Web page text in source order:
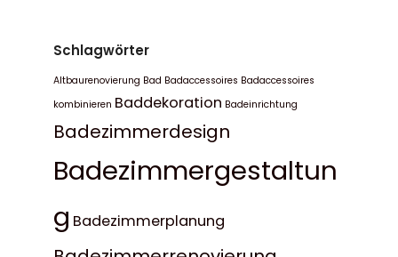
Schlagwörter
Altbaurenovierung Bad Badaccessoires Badaccessoires
kombinieren Baddekoration Badeinrichtung
Badezimmerdesign
Badezimmergestaltun
g Badezimmerplanung